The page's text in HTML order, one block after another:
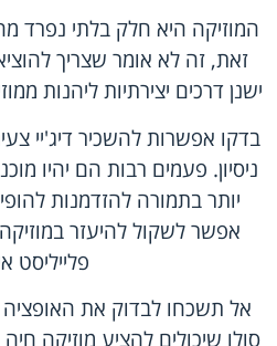
המוזיקה היא חלק בלתי נפרד
זאת, זה לא אומר שצריך
ישנן דרכים יצירתיות ליהנות
בדקו אפשרות להשכיר דיג'יי
ניסיון. פעמים רבות הם יהיו
יותר בתמורה להזדמנות
אפשר לשקול להיעזר
פלייליסט
אל תשכחו לבדוק את
סולו שיכולים להציע מוזיקה